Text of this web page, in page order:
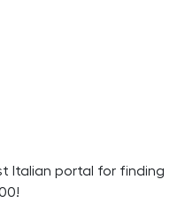
Italian portal for finding